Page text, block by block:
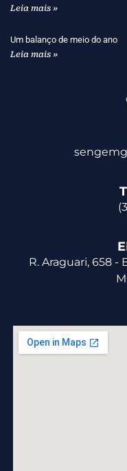
Leia mais »
Um balanço de meio do ano
Leia mais »
R. Araguari, 658